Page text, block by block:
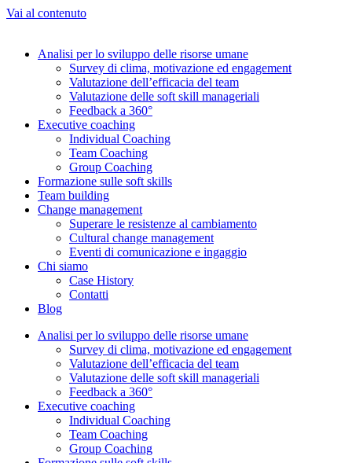
Vai al contenuto
Analisi per lo sviluppo delle risorse umane
Survey di clima, motivazione ed engagement
Valutazione dell’efficacia del team
Valutazione delle soft skill manageriali
Feedback a 360°
Executive coaching
Individual Coaching
Team Coaching
Group Coaching
Formazione sulle soft skills
Team building
Change management
Superare le resistenze al cambiamento
Cultural change management
Eventi di comunicazione e ingaggio
Chi siamo
Case History
Contatti
Blog
Analisi per lo sviluppo delle risorse umane
Survey di clima, motivazione ed engagement
Valutazione dell’efficacia del team
Valutazione delle soft skill manageriali
Feedback a 360°
Executive coaching
Individual Coaching
Team Coaching
Group Coaching